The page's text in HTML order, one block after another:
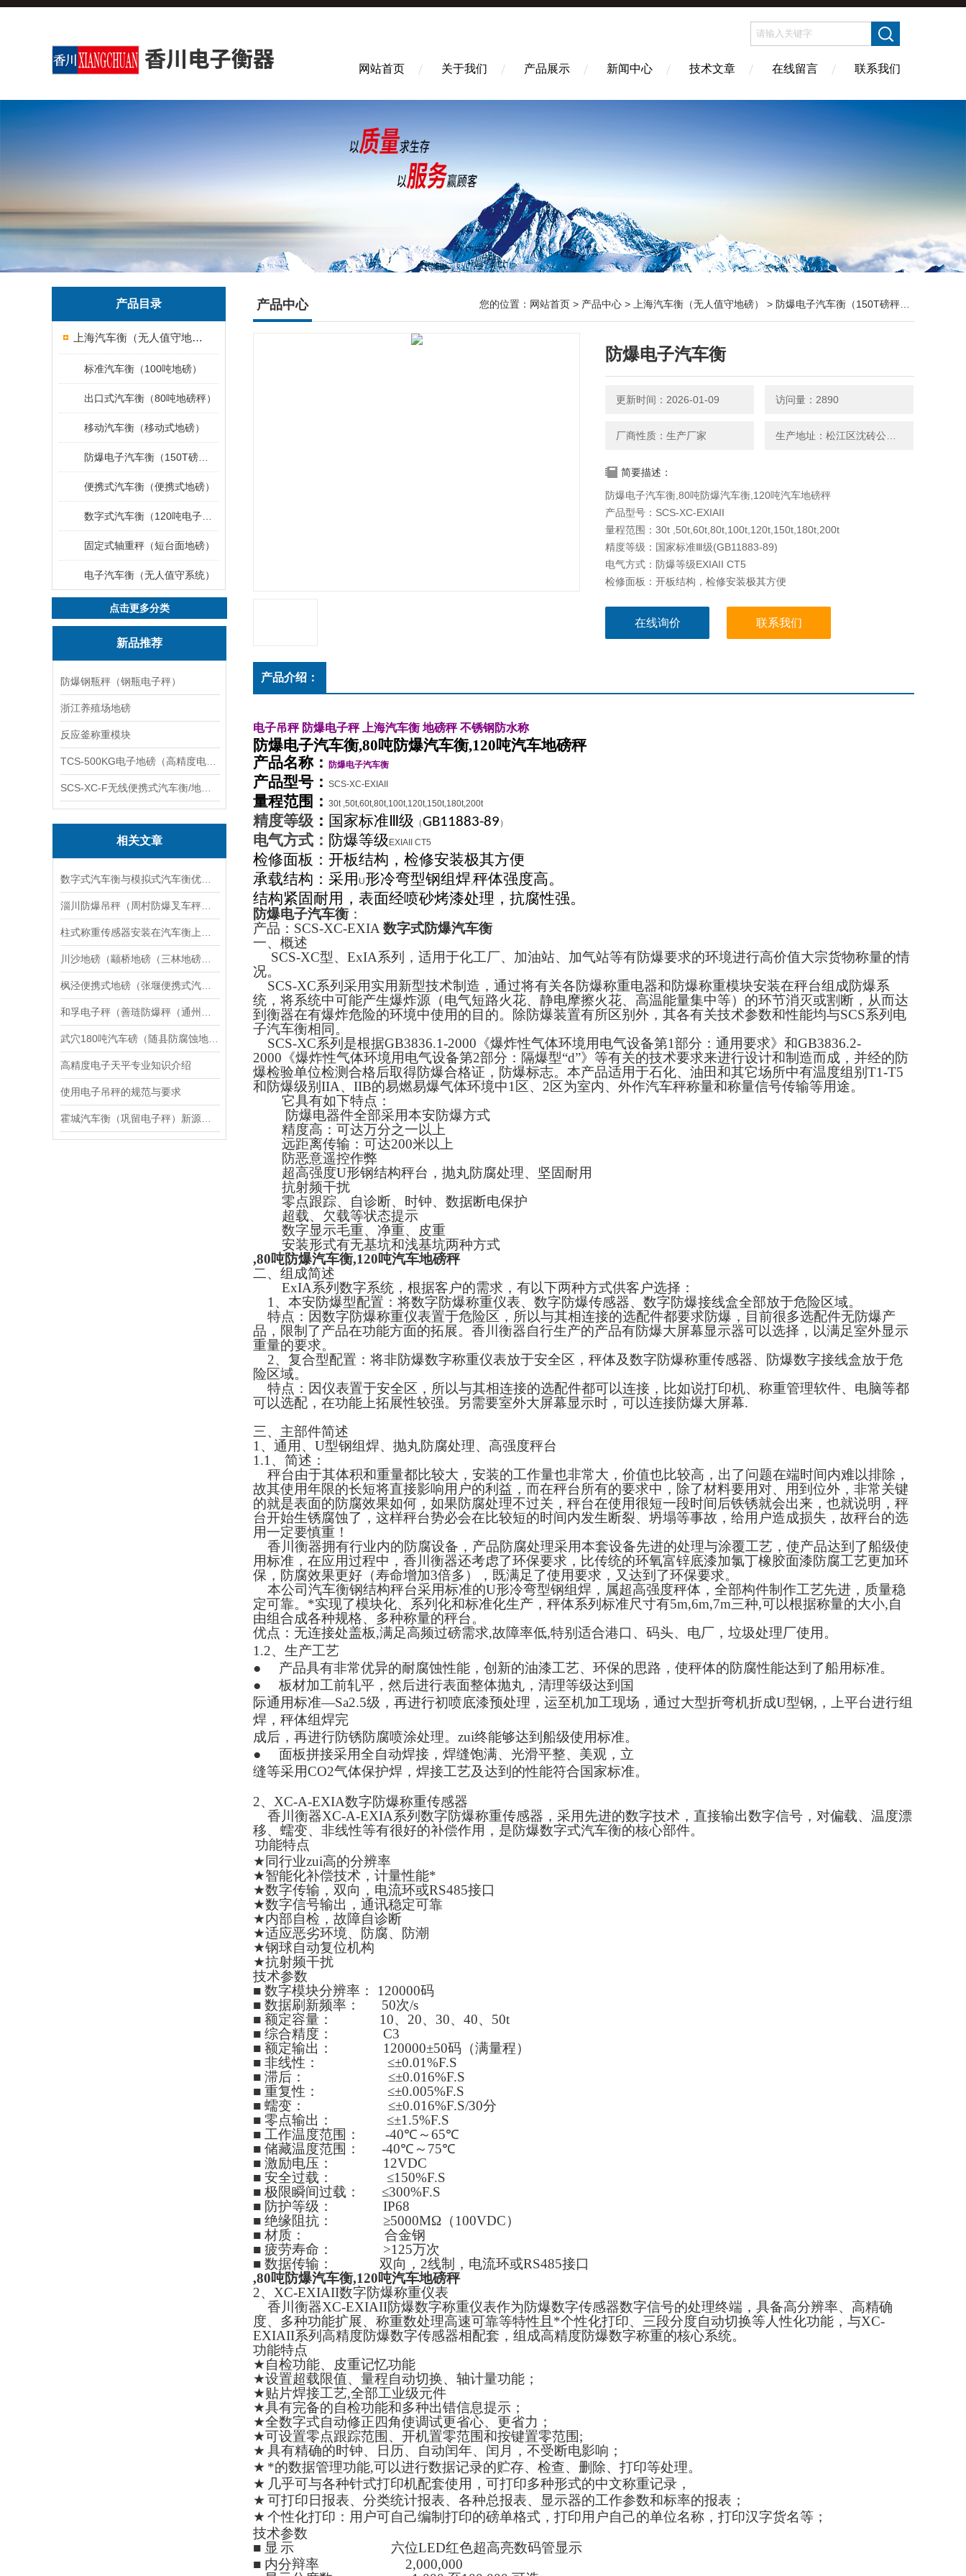
网站首页 关于我们 产品展示 新闻中心 技术文章 在线留言 联系我们
产品目录
上海汽车衡（无人值守地磅）
标准汽车衡（100吨地磅）
出口式汽车衡（80吨地磅秤）
移动汽车衡（移动式地磅）
便携式汽车衡（便携式地磅）
固定式轴重秤（短台面地磅）
电子汽车衡（无人值守系统）
点击更多分类
新品推荐
防爆钢瓶秤（钢瓶电子秤）
浙江养殖场地磅
反应釜称重模块
相关文章
高精度电子天平专业知识介绍
使用电子吊秤的规范与要求
产品中心 您的位置： 网站首页 > 产品中心 > 上海汽车衡（无人值守地磅） > 防爆电子汽车衡（150T磅秤）
防爆电子汽车衡
更新时间：2026-01-09 访问量：2890
厂商性质：生产厂家
简要描述：
防爆电子汽车衡,80吨防爆汽车衡,120吨汽车地磅秤
产品型号：SCS-XC-EXIAII
量程范围：30t ,50t,60t,80t,100t,120t,150t,180t,200t
精度等级：国家标准Ⅲ级(GB11883-89)
电气方式：防爆等级EXIAII CT5
检修面板：开板结构，检修安装极其方便
在线询价 联系我们
产品介绍：
电子吊秤 防爆电子秤 上海汽车衡 地磅秤 不锈钢防水称
防爆电子汽车衡,80吨防爆汽车衡,120吨汽车地磅秤
产品名称：
防爆电子汽车衡
产品型号： SCS-XC-EXIAII
量程范围： 30t ,50t,60t,80t,100t,120t,150t,180t,200t
精度等级 ： 国家标准Ⅲ级 （GB11883-89 ）
电气方式： 防爆等级 EXIAII CT5
检修面板：开板结构，检修安装极其方便
承载结构：采用 U形冷弯型钢组焊,秤体强度高。
结构紧固耐用，表面经喷砂烤漆处理，抗腐性强。
防爆电子汽车衡 ：
产品： SCS-XC-EXIA 数字式防爆汽车衡
一、 概述
SCS-XC型、 ExIA系列
，适用于化工厂、加油站、加气站等有防爆要求的环境进行高价值大宗货物称量的情
况。
SCS-XC系列 采用实用新型技术制造，通过将有关各防爆称重电器和防爆称重模块安装在秤台组成防爆系
统，将系统中可能产生爆炸源 （电气短路火花、静电摩擦火花、高温能量集中等） 的环节消灭或割断，从而达
到衡器在有爆炸危险的环境中使用的目的。除防爆装置有所区别外，其各有关技术参数和性能均与SCS系列电
子汽车衡相同。
SCS-XC系列是根据GB3836.1-2000 《爆炸性气体环境用电气设备第1部分：通用要求》和GB3836.2-
2000 《爆炸性气体环境用电气设备第2部分：隔爆型“d”》等有关的技术要求来进行设计和制造而成，并经的防
爆检验单位检测合格后取得防爆合格证，防爆标志。本产品适用于石化、油田和其它场所中有温度组别 T1-T5
和防爆级别 IIA、 IIB的易燃易爆气体环境中1 区、 2 区为室内、外作汽车秤称量和称量信号传输等用途。
它具有如下特点：
防爆电器件全部采用本安防爆方式
精度高：可达万分之一以上
远距离传输：可达200米以上
防恶意遥控作弊
超高强度U形钢结构秤台，抛丸防腐处理、坚固耐用
抗射频干扰
零点跟踪、自诊断、时钟、数据断电保护
超载、欠载等状态提示
数字显示毛重、净重、皮重
安装形式有无基坑和浅基坑两种方式
,80吨防爆汽车衡,120吨汽车地磅秤
二、 组成简述
ExIA系列数字系统，根据客户的需求，有以下两种方式供客户选择：
1 、本安防爆型配置：将数字防爆称重仪表、数字防爆传感器、数字防爆接线盒全部放于危险区域。
特点：因数字防爆称重仪表置于危险区，所以与其相连接的选配件都要求防爆，目前很多选配件无防爆产
品，限制了产品在功能方面的拓展。香川衡器自行生产的产品有防爆大屏幕显示器可以选择，以满足室外显示
重量的要求。
2、复合型配置：将非防爆数字称重仪表放于安全区，秤体及数字防爆称重传感器、防爆数字接线盒放于危
险区域。
特点：因仪表置于安全区，所以与其相连接的选配件都可以连接，比如说打印机、称重管理软件、电脑等都
可以选配，在功能上拓展性较强。另需要室外大屏幕显示时，可以连接防爆大屏幕.
三、 主部件简述
1 、通用、 U型钢组焊、抛丸防腐处理、高强度秤台
1.1 、简述：
秤台由于其体积和重量都比较大，安装的工作量也非常大，价值也比较高，出了问题在端时间内难以排除，
故其使用年限的长短将直接影响用户的利益，而在秤台所有的要求中，除了材料要用对、用到位外，非常关键
的就是表面的防腐效果如何，如果防腐处理不过关，秤台在使用很短一段时间后铁锈就会出来，也就说明，秤
台开始生锈腐蚀了，这样秤台势必会在比较短的时间内发生断裂、坍塌等事故，给用户造成损失，故秤台的选
用一定要慎重！
香川衡器拥有行业内的防腐设备，产品防腐处理采用本套设备先进的处理与涂覆工艺，使产品达到了船级使
用标准，在应用过程中，香川衡器还考虑了环保要求，比传统的环氧富锌底漆加氯丁橡胶面漆防腐工艺更加环
保，防腐效果更好 （寿命增加3倍多 ）
，既满足了使用要求，又达到了环保要求。
本公司汽车衡钢结构秤台采用标准的U形冷弯型钢组焊，属超高强度秤体，全部构件制作工艺先进，质量稳
定可靠。*实现了模块化、系列化和标准化生产，秤体系列标准尺寸有5m,6m,7m三种,可以根据称量的大小,自
由组合成各种规格、多种称量的秤台。
优点：无连接处盖板,满足高频过磅需求,故障率低,特别适合港口、码头、电厂，垃圾处理厂使用。
1.2、生产工艺
● 产品具有非常优异的耐腐蚀性能，创新的油漆工艺、环保的思路，使秤体的防腐性能达到了船用标准。
● 板材加工前轧平，然后进行表面整体抛丸，清理等级达到国
际通用标准—Sa2.5级，再进行初喷底漆预处理，运至机加工现场，通过大型折弯机折成U型钢, ，上平台进行组
焊，秤体组焊完
成后，再进行防锈防腐喷涂处理。zui终能够达到船级使用标准。
● 面板拼接采用全自动焊接，焊缝饱满、光滑平整、美观，立
缝等采用CO2气体保护焊，焊接工艺及达到的性能符合国家标准。
2、 XC-A-EXIA数字防爆称重传感器
香川衡器XC-A-EXIA系列数字防爆称重传感器，采用先进的数字技术，直接输出数字信号，对偏载、温度漂
移、蠕变、非线性等有很好的补偿作用，是防爆数字式汽车衡的核心部件。
功能特点
★同行业zui高的分辨率
★智能化补偿技术，计量性能*
★数字传输，双向，电流环或RS485接口
★数字信号输出，通讯稳定可靠
★内部自检，故障自诊断
★适应恶劣环境、防腐、防潮
★钢球自动复位机构
★抗射频干扰
技术参数
■ 数字模块分辨率： 120000码
■ 数据刷新频率： 50次/s
■ 额定容量： 10、 20、 30、 40、 50t
■ 综合精度：
C3
■ 额定输出： 120000±50码 （满量程）
■ 非线性：
≤±0.01%F.S
■ 滞后：
≤±0.016%F.S
■ 重复性：
≤±0.005%F.S
■ 蠕变： ≤±0.016%F.S/30分
■ 零点输出：
≤±1.5%F.S
■ 工作温度范围： -40℃ ～65℃
■ 储藏温度范围： -40℃ ～ 75℃
■ 激励电压：
12VDC
■ 安全过载：
≤150%F.S
■ 极限瞬间过载：
≤300%F.S
■ 防护等级：
IP68
■ 绝缘阻抗：
≥5000MΩ（100VDC）
■ 材质：
合金钢
■ 疲劳寿命： >125万次
■ 数据传输： 双向， 2线制，电流环或RS485接口
,80吨防爆汽车衡,120吨汽车地磅秤
2、 XC-EXIAII数字防爆称重仪表
香川衡器XC-EXIAII防爆数字称重仪表作为防爆数字传感器数字信号的处理终端，具备高分辨率、高精确
度、多种功能扩展、称重数处理高速可靠等特性且*个性化打印、三段分度自动切换等人性化功能，与XC-
EXIAII系列高精度防爆数字传感器相配套，组成高精度防爆数字称重的核心系统。
功能特点
★自检功能、皮重记忆功能
★设置超载限值、量程自动切换、轴计量功能；
★贴片焊接工艺,全部工业级元件
★具有完备的自检功能和多种出错信息提示；
★全数字式自动修正四角使调试更省心、更省力；
★可设置零点跟踪范围、开机置零范围和按键置零范围;
★具有精确的时钟、日历、自动闰年、闰月，不受断电影响；
★ *的数据管理功能,可以进行数据记录的贮存、检查、删除、打印等处理。
★ 几乎可与各种针式打印机配套使用，可打印多种形式的中文称重记录，
★可打印日报表、分类统计报表、各种总报表、显示器的工作参数和标率的报表；
★个性化打印：用户可自己编制打印的磅单格式，打印用户自己的单位名称，打印汉字货名等；
技术参数
■ 显 示 六位LED红色超高亮数码管显示
■ 内分辩率2,000,000